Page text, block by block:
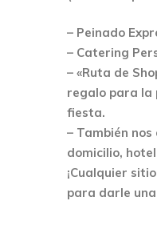
– Peinado
– Catering
– «Ruta de
regalo para la
fiesta.
– También
domicilio,
¡Cualquier
para darle